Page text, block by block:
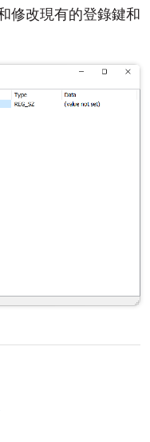
修改現有的登錄鍵和